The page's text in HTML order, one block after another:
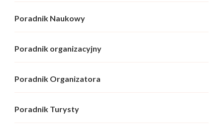
Poradnik Naukowy
Poradnik organizacyjny
Poradnik Organizatora
Poradnik Turysty